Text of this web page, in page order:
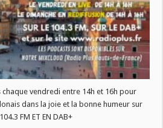
vendredi entre 14h et 16h pour
dans la joie et la bonne humeur sur
FM ET EN DAB+